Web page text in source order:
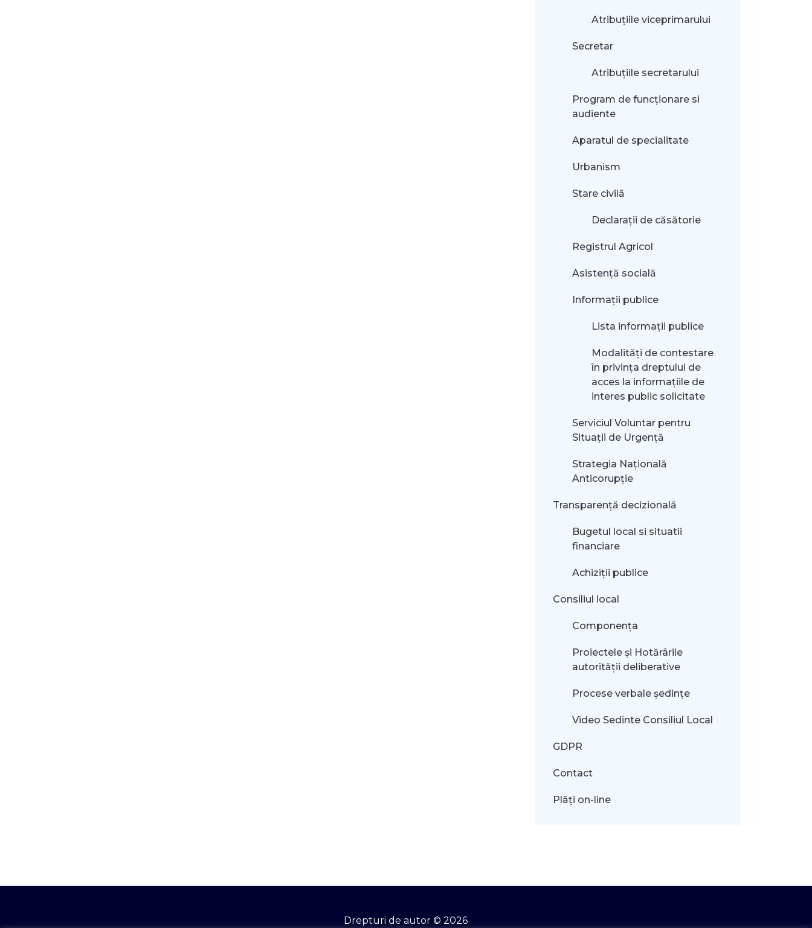
Atribuțiile viceprimarului
Secretar
Atribuțiile secretarului
Program de funcționare si
audiente
Aparatul de specialitate
Urbanism
Stare civilă
Declarații de căsătorie
Registrul Agricol
Asistență socială
Informații publice
Lista informații publice
Modalităţi de contestare
în privinţa dreptului de
acces la informaţiile de
interes public solicitate
Serviciul Voluntar pentru
Situații de Urgență
Strategia Națională
Anticorupție
Transparență decizională
Bugetul local si situatii
financiare
Achiziții publice
Consiliul local
Componența
Proiectele și Hotărârile
autorității deliberative
Procese verbale ședințe
Video Sedinte Consiliul Local
GDPR
Contact
Plăți on-line
Drepturi de autor © 2026